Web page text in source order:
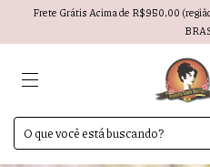
Frete Grátis Acima de R$950,00